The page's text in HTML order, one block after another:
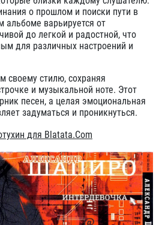
о прошлом и поиски пути в
варьируется от
до легкой и радостной, что
для различных настроений и
своему стилю, сохраняя
и музыкальной ноте. Этот
песен, а целая эмоциональная
задуматься и проникнуться.
для Blatata.Com